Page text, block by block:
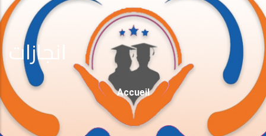
انجازات
Fil
D'Ariane
Accueil